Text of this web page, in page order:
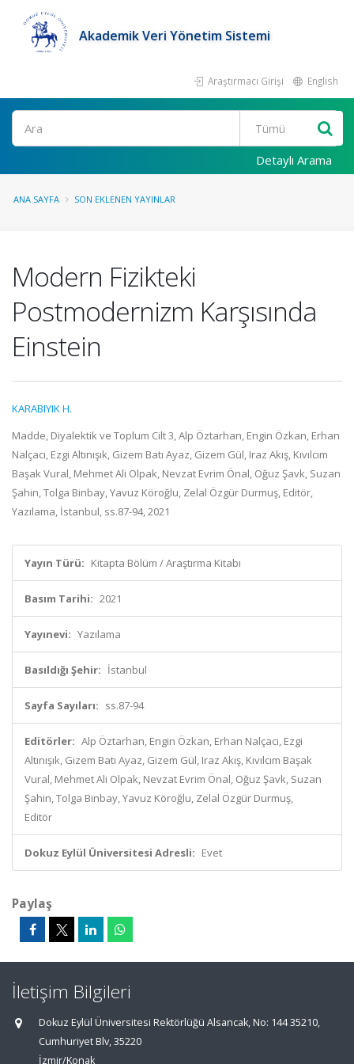
Akademik Veri Yönetim Sistemi
Araştırmacı Girişi English
Ara
Detaylı Arama
ANA SAYFA SON EKLENEN YAYINLAR
Modern Fizikteki
Postmodernizm Karşısında
Einstein
KARABIYIK H.
Madde, Diyalektik ve Toplum Cilt 3, Alp Öztarhan, Engin Özkan, Erhan
Nalçacı, Ezgi Altınışık, Gizem Batı Ayaz, Gizem Gül, Iraz Akış, Kıvılcım
Başak Vural, Mehmet Ali Olpak, Nevzat Evrim Önal, Oğuz Şavk, Suzan
Şahin, Tolga Binbay, Yavuz Köroğlu, Zelal Özgür Durmuş, Editör,
Yazılama, İstanbul, ss.87-94, 2021
Yayın Türü: Kitapta Bölüm / Araştırma Kitabı
Basım Tarihi: 2021
Yayınevi: Yazılama
Basıldığı Şehir: İstanbul
Sayfa Sayıları: ss.87-94
Editörler: Alp Öztarhan, Engin Özkan, Erhan Nalçacı, Ezgi
Altınışık, Gizem Batı Ayaz, Gizem Gül, Iraz Akış, Kıvılcım Başak
Vural, Mehmet Ali Olpak, Nevzat Evrim Önal, Oğuz Şavk, Suzan
Şahin, Tolga Binbay, Yavuz Köroğlu, Zelal Özgür Durmuş,
Editör
Dokuz Eylül Üniversitesi Adresli: Evet
Paylaş
İletişim Bilgileri
Dokuz Eylül Üniversitesi Rektörlüğü Alsancak, No: 144 35210,
Cumhuriyet Blv, 35220
İzmir/Konak